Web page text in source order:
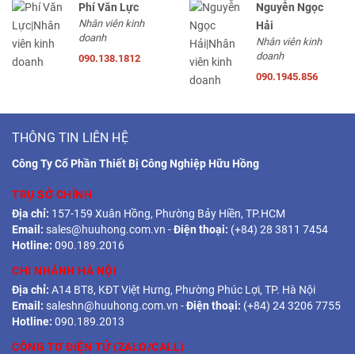
Phí Văn Lực
Nhân viên kinh
doanh
090.138.1812
Nguyễn Ngọc
Hải
Nhân viên kinh
doanh
090.1945.856
THÔNG TIN LIÊN HỆ
Công Ty Cổ Phần Thiết Bị Công Nghiệp Hữu Hồng
TRỤ SỞ CHÍNH
Địa chỉ: 157-159 Xuân Hồng, Phường Bảy Hiền, TP.HCM
Email: sales@huuhong.com.vn -Điện thoại: (+84) 28 3811 7454
Hotline: 090.189.2016
CHI NHÁNH HÀ NỘI
Địa chỉ: A14 BT8, KĐT Việt Hưng, Phường Phúc Lợi, TP. Hà Nội
Email: saleshn@huuhong.com.vn -Điện thoại: (+84) 24 3206 7755
Hotline: 090.189.2013
CÔNG TƠ ĐIỆN TỬ (ZALO/CALL)